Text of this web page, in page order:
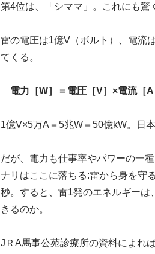
第4位は、「シママ」。これにも驚
雷の電圧は1億V（ボルト）、電流
てくる。
電力［W］＝電圧［V］×電流［A
1億V×5万A＝5兆W＝50億kW。日
だが、電力も仕事率やパワーの一
ナリはここに落ちる:雷から身を守
秒。すると、雷1発のエネルギー
きるのか。
JＲA馬事公苑診療所の資料によれ